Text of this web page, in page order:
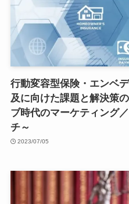
行動変容型保険・エンベ
及に向けた課題と解決策
ブ時代のマーケティング
チ～
2023/07/05